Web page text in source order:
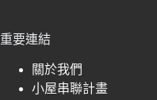
重要連結
關於我們
小屋串聯計畫